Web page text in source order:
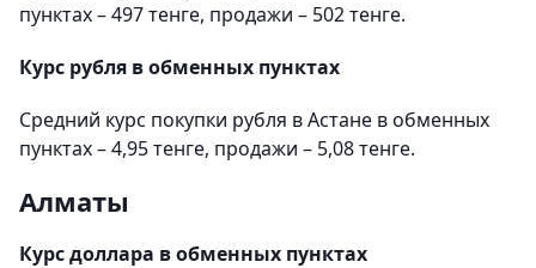
пунктах – 497 тенге, продажи – 502 тенге.
Курс рубля в обменных пунктах
Средний курс покупки рубля в Астане в обменных
пунктах – 4,95 тенге, продажи – 5,08 тенге.
Алматы
Курс доллара в обменных пунктах